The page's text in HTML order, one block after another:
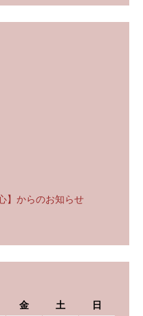
】からのお知らせ
金 土 日